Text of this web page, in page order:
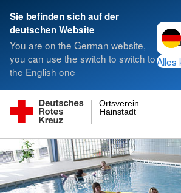
Sie befinden sich auf der
deutschen Website
You are on the German website,
you can use the switch to switch to
the English one
Alles
Hainstadt
Ortsverein